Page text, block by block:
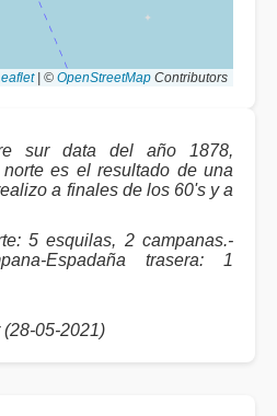
© OpenStreetMap Contributors
sur data del año 1878,
es el resultado de una
a finales de los 60's y a
5 esquilas, 2 campanas.-
Espadaña trasera: 1
05-2021)